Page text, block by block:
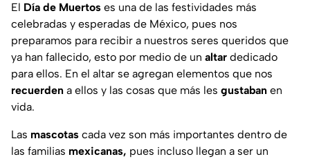
El Día de Muertos es una de las festividades más
celebradas y esperadas de México, pues nos
preparamos para recibir a nuestros seres queridos que
ya han fallecido, esto por medio de un altar dedicado
para ellos. En el altar se agregan elementos que nos
recuerden a ellos y las cosas que más les gustaban en
vida.
Las mascotas cada vez son más importantes dentro de
las familias mexicanas, pues incluso llegan a ser un